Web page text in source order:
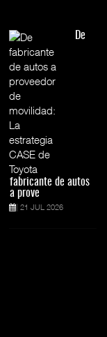
De
fabricante de autos
a prove
21 JUL 2026